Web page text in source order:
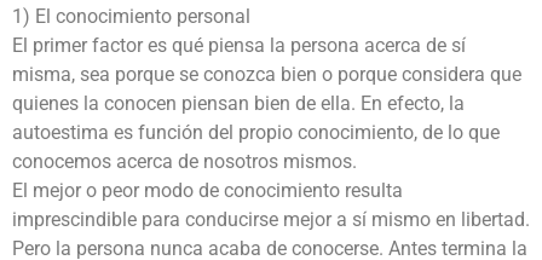
1) El conocimiento personal
El primer factor es qué piensa la persona acerca de sí
misma, sea porque se conozca bien o porque considera que
quienes la conocen piensan bien de ella. En efecto, la
autoestima es función del propio conocimiento, de lo que
conocemos acerca de nosotros mismos.
El mejor o peor modo de conocimiento resulta
imprescindible para conducirse mejor a sí mismo en libertad.
Pero la persona nunca acaba de conocerse. Antes termina la